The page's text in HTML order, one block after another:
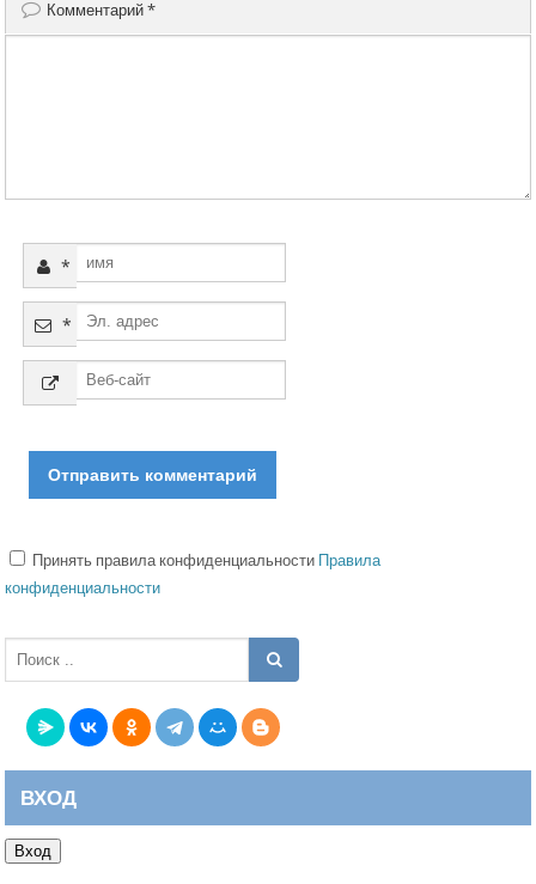
Комментарий*
*
*
Принять правила конфиденциальности Правила
конфиденциальности
ВХОД
Вход